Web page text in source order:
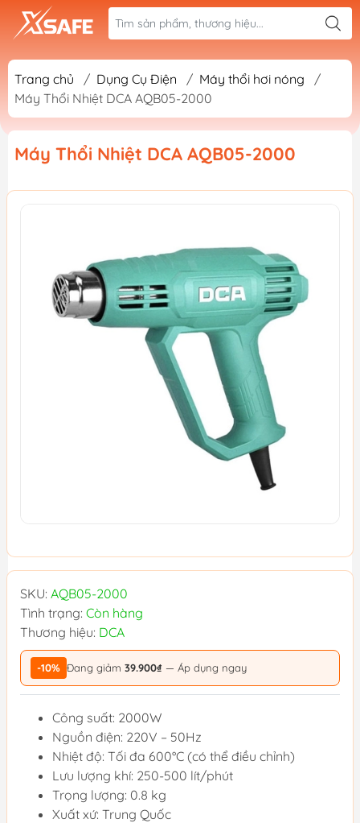
Trang chủ / Dụng Cụ Điện / Máy thổi hơi nóng
/
Máy Thổi Nhiệt DCA AQB05-2000
Máy Thổi Nhiệt DCA AQB05-2000
SKU: AQB05-2000
Tình trạng: Còn hàng
Thương hiệu: DCA
-10% Đang giảm 39.900₫ — Áp dụng ngay
Công suất: 2000W
Nguồn điện: 220V – 50Hz
Nhiệt độ: Tối đa 600°C (có thể điều chỉnh)
Lưu lượng khí: 250-500 lít/phút
Trọng lượng: 0.8 kg
Xuất xứ: Trung Quốc